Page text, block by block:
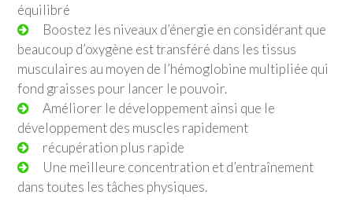
équilibré
Boostez les niveaux d’énergie en considérant que
beaucoup d’oxygène est transféré dans les tissus
musculaires au moyen de l’hémoglobine multipliée qui
fond graisses pour lancer le pouvoir.
Améliorer le développement ainsi que le
développement des muscles rapidement
récupération plus rapide
Une meilleure concentration et d’entraînement
dans toutes les tâches physiques.